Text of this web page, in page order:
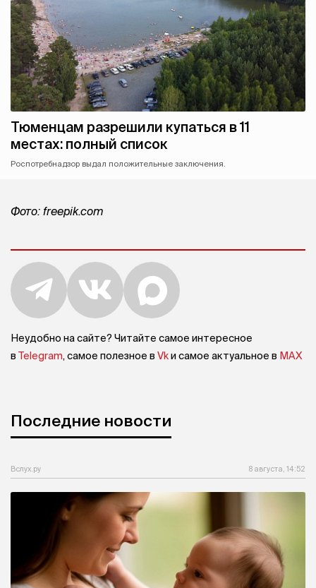
Тюменцам разрешили купаться в 11
местах: полный список
Роспотребнадзор выдал положительные заключения.
Фото: freepik.com
Неудобно на сайте? Читайте самое интересное
в Telegram, самое полезное в Vkи самое актуальное в MAX
Последние новости
Вслух.ру 8 августа, 14:52